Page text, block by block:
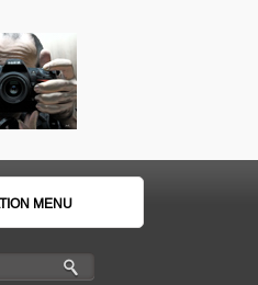
MENU